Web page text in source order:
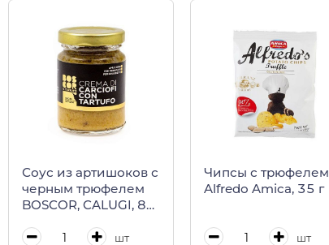
Соус из артишоков с
черным трюфелем
BOSCOR, CALUGI, 85
шт
Чипсы с трюфелем
Alfredo Amica, 35 г
шт